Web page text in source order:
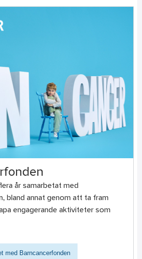
år samarbetat med
bland annat genom att ta fram
engagerande aktiviteter som
med Barncancerfonden